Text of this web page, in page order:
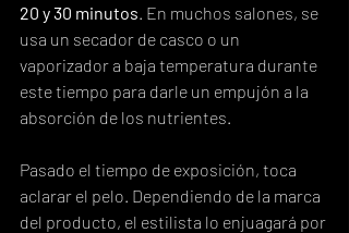
20 y 30 minutos . En muchos salones, se
usa un secador de casco o un
vaporizador a baja temperatura durante
este tiempo para darle un empujón a la
absorción de los nutrientes.
Pasado el tiempo de exposición, toca
aclarar el pelo. Dependiendo de la marca
del producto, el estilista lo enjuagará por